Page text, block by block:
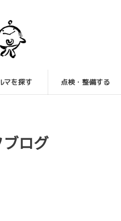
マを探す 点検・整備する
ログ